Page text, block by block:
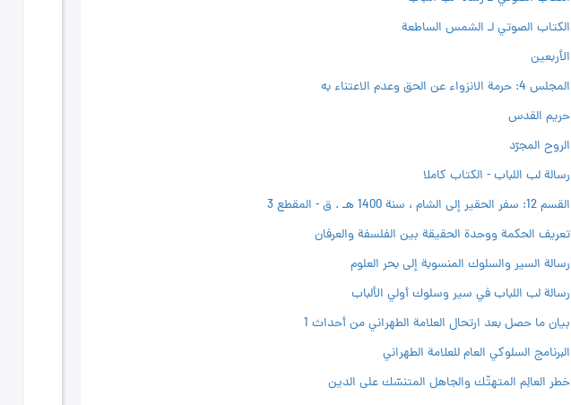
الكتاب الصوتي لـ الشمس الساطعة
الأربعين
المجلس 4: حرمة الانزواء عن الحق وعدم الاعتناء به
حريم القدس
الروح المجرّد
رسالة لب اللباب - الكتاب كاملا
القسم 12: سفر الحقير إلى الشام ، سنة 1400 هـ . ق - المقطع 3
تعريف الحكمة ووحدة الحقيقة بين الفلسفة والعرفان
رسالة‌ السير والسلوك‌ المنسوبة‌ إلى بحر العلوم
رسالة‌ لب اللباب‌ في‌ سير وسلوك‌ أولي‌ الألباب
بيان ما حصل بعد ارتحال العلامة الطهراني من أحداث 1
البرنامج السلوكي العام للعلامة الطهراني
خطر العالِم المتهتّك والجاهل المتنسّك على الدين